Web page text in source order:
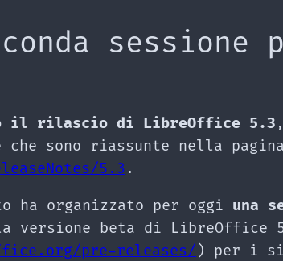
il rilascio di LibreOffice 5.3
sono riassunte nella
5.3 .
ha organizzato per oggi una
versione beta di
pre-releases/ ) per i